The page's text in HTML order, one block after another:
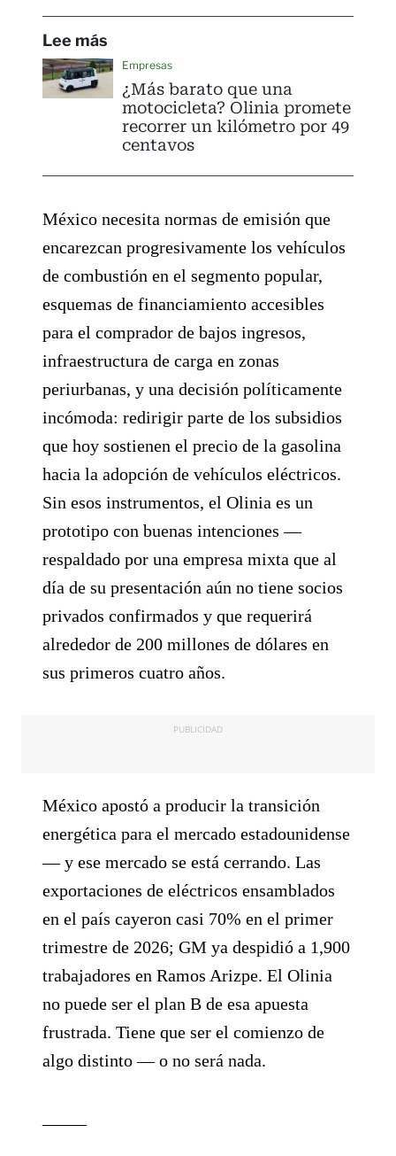
Lee más
Empresas
¿Más barato que una
motocicleta? Olinia promete
recorrer un kilómetro por 49
centavos
México necesita normas de emisión que
encarezcan progresivamente los vehículos
de combustión en el segmento popular,
esquemas de financiamiento accesibles
para el comprador de bajos ingresos,
infraestructura de carga en zonas
periurbanas, y una decisión políticamente
incómoda: redirigir parte de los subsidios
que hoy sostienen el precio de la gasolina
hacia la adopción de vehículos eléctricos.
Sin esos instrumentos, el Olinia es un
prototipo con buenas intenciones —
respaldado por una empresa mixta que al
día de su presentación aún no tiene socios
privados confirmados y que requerirá
alrededor de 200 millones de dólares en
sus primeros cuatro años.
PUBLICIDAD
México apostó a producir la transición
energética para el mercado estadounidense
— y ese mercado se está cerrando. Las
exportaciones de eléctricos ensamblados
en el país cayeron casi 70% en el primer
trimestre de 2026; GM ya despidió a 1,900
trabajadores en Ramos Arizpe. El Olinia
no puede ser el plan B de esa apuesta
frustrada. Tiene que ser el comienzo de
algo distinto — o no será nada.